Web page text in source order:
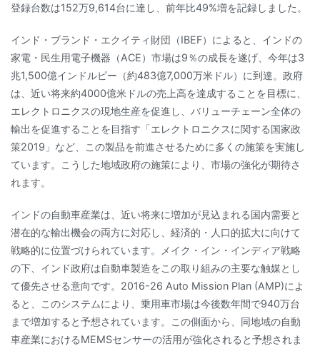
登録台数は152万9,614台に達し、前年比49%増を記録しました。
インド・ブランド・エクイティ財団（IBEF）によると、インドの
家電・民生用電子機器（ACE）市場は9％の成長を遂げ、今年は3
兆1,500億インドルピー（約483億7,000万米ドル）に到達。政府
は、近い将来約4000億米ドルの売上高を達成することを目標に、
エレクトロニクスの現地生産を促進し、バリューチェーン全体の
輸出を促進することを目指す「エレクトロニクスに関する国家政
策2019」など、この製品を前進させるために多くの施策を実施し
ています。こうした地域政府の施策により、市場の強化が期待さ
れます。
インドの自動車産業は、近い将来に増加が見込まれる国内需要と
潜在的な輸出機会の両方に対応し、経済的・人口的拡大に向けて
戦略的に位置づけられています。メイク・イン・インディア戦略
の下、インド政府は自動車製造をこの取り組みの主要な触媒とし
て優先させる意向です。2016-26 Auto Mission Plan (AMP)によ
ると、このシステムにより、乗用車市場は今後数年間で940万台
まで増加すると予想されています。この側面から、同地域の自動
車産業におけるMEMSセンサーの活用が強化されると予想されま